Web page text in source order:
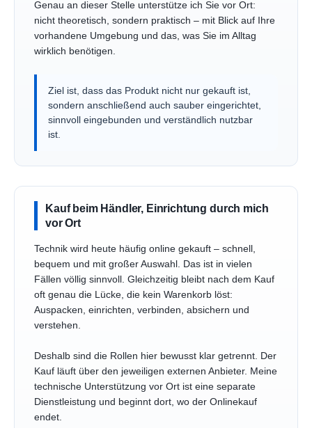
Genau an dieser Stelle unterstütze ich Sie vor Ort:
nicht theoretisch, sondern praktisch – mit Blick auf Ihre
vorhandene Umgebung und das, was Sie im Alltag
wirklich benötigen.
Ziel ist, dass das Produkt nicht nur gekauft ist,
sondern anschließend auch sauber eingerichtet,
sinnvoll eingebunden und verständlich nutzbar
ist.
Kauf beim Händler, Einrichtung durch mich
vor Ort
Technik wird heute häufig online gekauft – schnell,
bequem und mit großer Auswahl. Das ist in vielen
Fällen völlig sinnvoll. Gleichzeitig bleibt nach dem Kauf
oft genau die Lücke, die kein Warenkorb löst:
Auspacken, einrichten, verbinden, absichern und
verstehen.
Deshalb sind die Rollen hier bewusst klar getrennt. Der
Kauf läuft über den jeweiligen externen Anbieter. Meine
technische Unterstützung vor Ort ist eine separate
Dienstleistung und beginnt dort, wo der Onlinekauf
endet.